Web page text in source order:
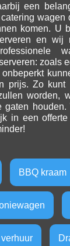
een
komen. U
en wij
zoals
prijs. Zo
worden,
gaten
in een
BBQ kraam